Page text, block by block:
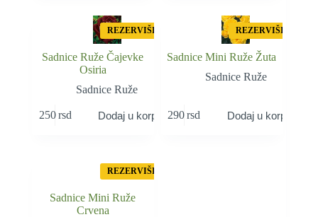
REZERVIŠI
Sadnice Ruže Čajevke
Osiria
Sadnice Ruže
250rsd Dodaj u korpu
REZERVIŠI
Sadnice Mini Ruže Žuta
Sadnice Ruže
290 rsd Dodaj u korpu
REZERVIŠI
Sadnice Mini Ruže
Crvena